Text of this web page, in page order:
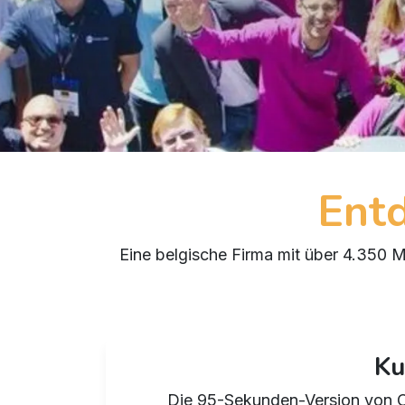
Eine belgische Firma mit über 4.350
Die 95-Sekunden-Version von